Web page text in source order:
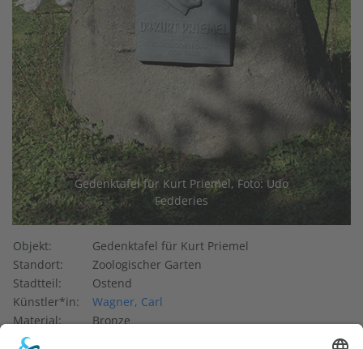
Gedenktafel für Kurt Priemel, Foto: Udo
Fedderies
Objekt:
Gedenktafel für Kurt Priemel
Standort:
Zoologischer Garten
Stadtteil:
Ostend
Künstler*in:
Wagner, Carl
Material:
Bronze
Entstehung: